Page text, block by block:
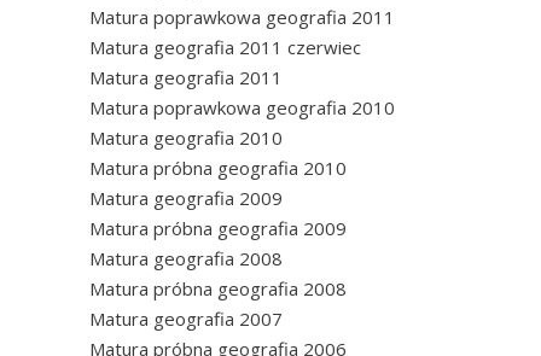
Matura poprawkowa geografia 2011
Matura geografia 2011 czerwiec
Matura geografia 2011
Matura poprawkowa geografia 2010
Matura geografia 2010
Matura próbna geografia 2010
Matura geografia 2009
Matura próbna geografia 2009
Matura geografia 2008
Matura próbna geografia 2008
Matura geografia 2007
Matura próbna geografia 2006